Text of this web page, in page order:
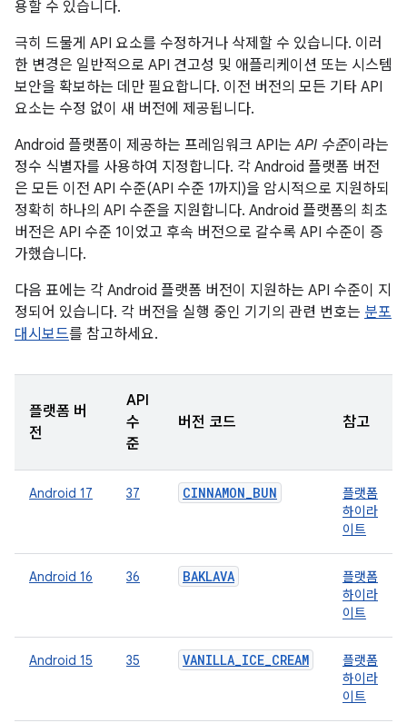
용할 수 있습니다.
극히 드물게 API 요소를 수정하거나 삭제할 수 있습니다. 이러
한 변경은 일반적으로 API 견고성 및 애플리케이션 또는 시스템
보안을 확보하는 데만 필요합니다. 이전 버전의 모든 기타 API
요소는 수정 없이 새 버전에 제공됩니다.
Android 플랫폼이 제공하는 프레임워크 API는API 수준이라는
정수 식별자를 사용하여 지정합니다. 각 Android 플랫폼 버전
은 모든 이전 API 수준(API 수준 1까지)을 암시적으로 지원하되
정확히 하나의 API 수준을 지원합니다. Android 플랫폼의 최초
버전은 API 수준 1이었고 후속 버전으로 갈수록 API 수준이 증
가했습니다.
다음 표에는 각 Android 플랫폼 버전이 지원하는 API 수준이 지
정되어 있습니다. 각 버전을 실행 중인 기기의 관련 번호는 분포
대시보드를 참고하세요.
플랫폼 버
전
API
수
준
버전 코드 참고
Android 17 37 CINNAMON_BUN
플랫폼
하이라
이트
Android 16 36 BAKLAVA
플랫폼
하이라
이트
Android 15 35 VANILLA_ICE_CREAM
플랫폼
하이라
이트